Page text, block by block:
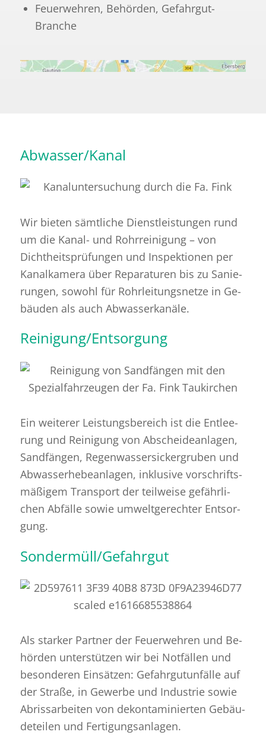
Feuerwehren, Behörden, Gefahrgut-
Branche
Abwasser/Kanal
Wir bie­ten sämt­li­che Dienst­leis­tun­gen rund
um die Ka­nal- und Rohr­rei­ni­gung – von
Dicht­heits­prü­fun­gen und In­spek­tio­nen per
Ka­nal­ka­me­ra über Re­pa­ra­tu­ren bis zu Sa­nie­
run­gen, so­wohl für Rohr­lei­tungs­net­ze in Ge­
bäu­den als auch Ab­was­ser­ka­nä­le.
Reinigung/Entsorgung
Ein wei­te­rer Leis­tungs­be­reich ist die Ent­lee­
rung und Rei­ni­gung von Ab­schei­de­an­la­gen,
Sand­fän­gen, Re­gen­was­ser­si­cker­gru­ben und
Ab­was­ser­he­be­an­la­gen, in­klu­si­ve vor­schrifts­
mä­ßi­gem Trans­port der teil­wei­se ge­fähr­li­
chen Ab­fäl­le sowie um­welt­ge­rech­ter Ent­sor­
gung.
Sondermüll/Gefahrgut
Als star­ker Part­ner der Feu­er­weh­ren und Be­
hör­den un­ter­stüt­zen wir bei Not­fäl­len und
be­son­de­ren Ein­sät­zen: Ge­fahr­gut­un­fäl­le auf
der Stra­ße, in Ge­wer­be und In­dus­trie sowie
Ab­riss­ar­bei­ten von de­kon­ta­mi­nier­ten Ge­bäu­
de­tei­len und Fer­ti­gungs­an­la­gen.